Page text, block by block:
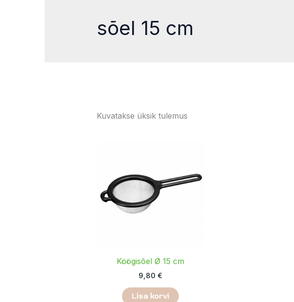
sõel 15 cm
Kuvatakse üksik tulemus
Köögisõel Ø 15 cm
9,80 €
Lisa korvi